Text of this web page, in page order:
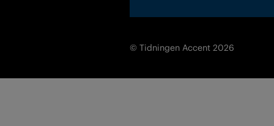
© Tidningen Accent 2026